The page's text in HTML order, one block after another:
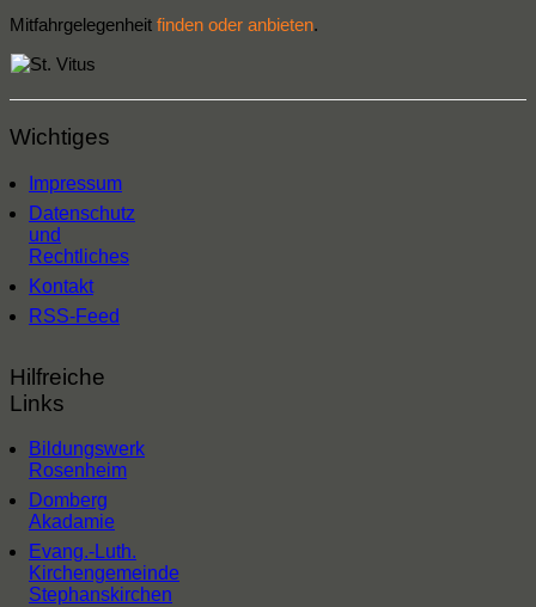
Mitfahrgelegenheit finden oder anbieten.
Wichtiges
Impressum
Datenschutz
und
Rechtliches
Kontakt
RSS-Feed
Hilfreiche
Links
Bildungswerk
Rosenheim
Domberg
Akadamie
Evang.-Luth.
Kirchengemeinde
Stephanskirchen